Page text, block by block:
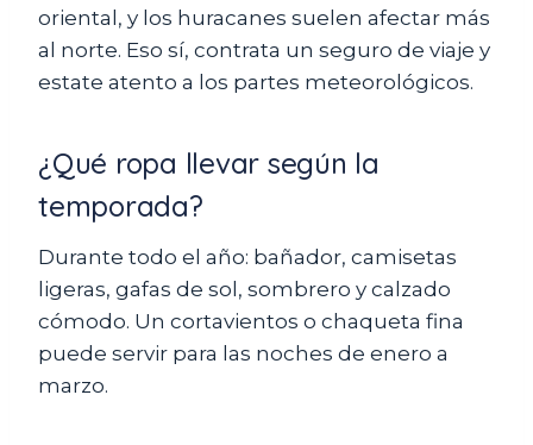
oriental, y los huracanes suelen afectar más
al norte. Eso sí, contrata un seguro de viaje y
estate atento a los partes meteorológicos.
¿Qué ropa llevar según la
temporada?
Durante todo el año: bañador, camisetas
ligeras, gafas de sol, sombrero y calzado
cómodo. Un cortavientos o chaqueta fina
puede servir para las noches de enero a
marzo.